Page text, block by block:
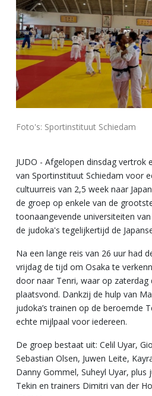
Foto's: Sportinstituut Schiedam
JUDO - Afgelopen dinsdag vertrok
van Sportinstituut Schiedam voor
cultuurreis van 2,5 week naar
de groep op enkele van de
toonaangevende universiteiten
de judoka's tegelijkertijd de
Na een lange reis van 26 uur had
vrijdag de tijd om Osaka te
door naar Tenri, waar op
plaatsvond. Dankzij de hulp van
judoka’s trainen op de beroemde
echte mijlpaal voor iedereen.
De groep bestaat uit: Celil Uyar,
Sebastian Olsen, Juwen Leite,
Danny Gommel, Suheyl Uyar, plus
Tekin en trainers Dimitri van der